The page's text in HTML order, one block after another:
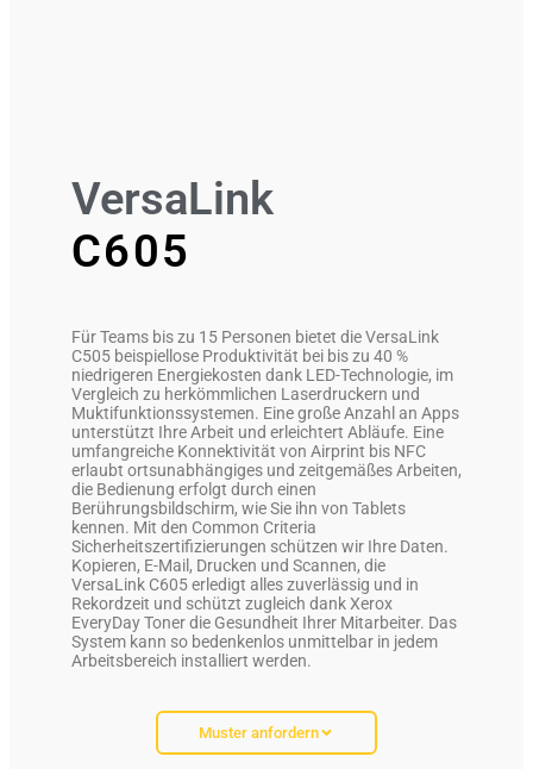
VersaLink
C605
Für Teams bis zu 15 Personen bietet die VersaLink
C505 beispiellose Produktivität bei bis zu 40 %
niedrigeren Energiekosten dank LED-Technologie, im
Vergleich zu herkömmlichen Laserdruckern und
Muktifunktionssystemen. Eine große Anzahl an Apps
unterstützt Ihre Arbeit und erleichtert Abläufe. Eine
umfangreiche Konnektivität von Airprint bis NFC
erlaubt ortsunabhängiges und zeitgemäßes Arbeiten,
die Bedienung erfolgt durch einen
Berührungsbildschirm, wie Sie ihn von Tablets
kennen. Mit den Common Criteria
Sicherheitszertifizierungen schützen wir Ihre Daten.
Kopieren, E-Mail, Drucken und Scannen, die
VersaLink C605 erledigt alles zuverlässig und in
Rekordzeit und schützt zugleich dank Xerox
EveryDay Toner die Gesundheit Ihrer Mitarbeiter. Das
System kann so bedenkenlos unmittelbar in jedem
Arbeitsbereich installiert werden.
Muster anfordern